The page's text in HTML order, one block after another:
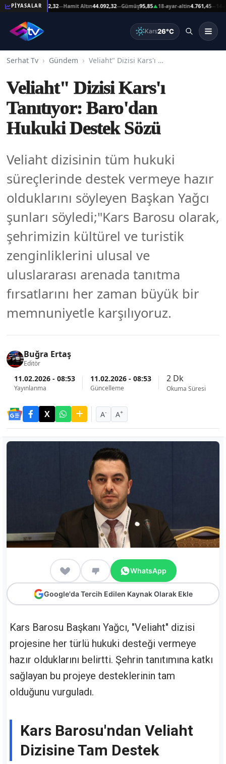
PİYASALAR
Altın44.092,32 —Hamit Altın44.092,32—Gümüş95,85▲18-ayar-altin4.761,45—14-
Kars26°C
Serhat Tv Gündem Veliaht" Dizisi Kars'ı Tanıtıyor: Baro'dan Hukuki Destek Sözü
Veliaht" Dizisi Kars'ı
Tanıtıyor: Baro'dan
Hukuki Destek Sözü
Veliaht dizisinin tüm hukuki
süreçlerinde destek vermeye hazır
olduklarını söyleyen Başkan Yağcı
şunları söyledi;"Kars Barosu olarak,
şehrimizin kültürel ve turistik
zenginliklerini ulusal ve
uluslararası arenada tanıtma
fırsatlarını her zaman büyük bir
memnuniyetle karşılıyoruz.
Buğra Ertaş
Editör
11.02.2026 - 08:53
Yayınlanma
11.02.2026 - 08:53
Güncelleme
2 Dk
Okuma Süresi
A- A+
WhatsApp
Google'da Tercih Edilen Kaynak Olarak Ekle
Kars Barosu Başkanı Yağcı, "Veliaht" dizisi
projesine her türlü hukuki desteği vermeye
hazır olduklarını belirtti. Şehrin tanıtımına katkı
sağlayan bu projeye desteklerinin tam
olduğunu vurguladı.
Kars Barosu'ndan Veliaht
Dizisine Tam Destek